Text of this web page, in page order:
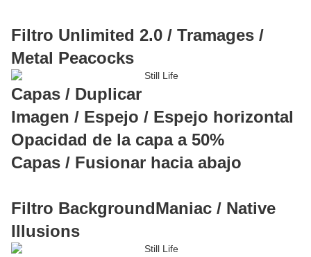
Filtro Unlimited 2.0 / Tramages /
Metal Peacocks
Capas / Duplicar
Imagen / Espejo / Espejo horizontal
Opacidad de la capa a 50%
Capas / Fusionar hacia abajo
Filtro BackgroundManiac / Native
Illusions